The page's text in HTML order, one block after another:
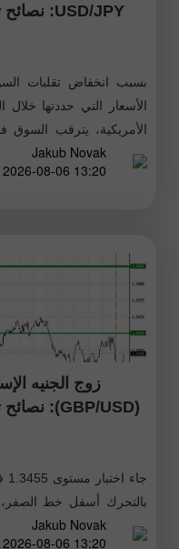
بسبب انخفاض تقلبات
الأسعار التي حددتها
الأمريكية، يترقب
إعانة البطالةJakub Novak
13:20 2026-08-06 UTC+2
زوج الجنيه
بالتحرك أسفل خط
الجنيه الإسترليني. ومع
Jakub Novak
13:20 2026-08-06 UTC+2